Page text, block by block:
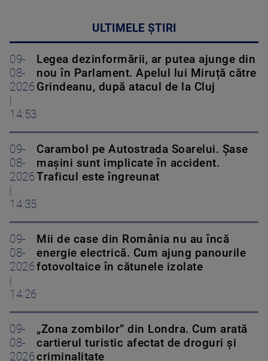
ULTIMELE ȘTIRI
09-
08-
2026
14:53
Legea dezinformării, ar putea ajunge din
nou în Parlament. Apelul lui Miruță către
Grindeanu, după atacul de la Cluj
09-
08-
2026
14:35
Carambol pe Autostrada Soarelui. Șase
mașini sunt implicate în accident.
Traficul este îngreunat
09-
08-
2026
14:26
Mii de case din România nu au încă
energie electrică. Cum ajung panourile
fotovoltaice în cătunele izolate
09-
08-
2026
„Zona zombilor” din Londra. Cum arată
cartierul turistic afectat de droguri și
criminalitate